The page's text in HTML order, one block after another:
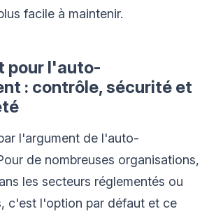
facile à maintenir.
pour l'auto-
: contrôle, sécurité et
l'argument de l'auto-
de nombreuses organisations,
les secteurs réglementés ou
c'est l'option par défaut et ce